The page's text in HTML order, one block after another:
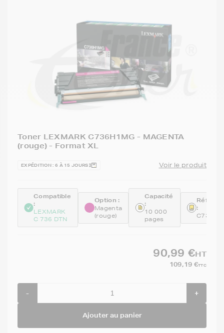
Toner LEXMARK C736H1MG - MAGENTA
(rouge) - Format XL
EXPÉDITION : 6 À 15 JOURS Voir le produit
Compatible
:
LEXMARK
C 736 DTN
Option :
Magenta
(rouge)
Capacité
:
10 000
pages
:
90,99 €HT
109,19 €TTC
- +
Ajouter au panier